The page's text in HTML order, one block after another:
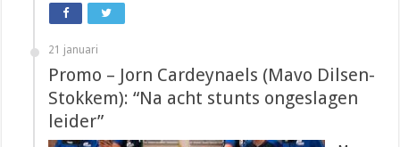
21 januari
Promo – Jorn Cardeynaels (Mavo Dilsen-
Stokkem): “Na acht stunts ongeslagen
leider”